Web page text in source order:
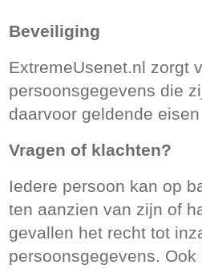
Beveiliging
ExtremeUsenet.nl zorgt
persoonsgegevens die
daarvoor geldende
Vragen of klachten?
Iedere persoon kan op
ten aanzien van zijn of
gevallen het recht tot
persoonsgegevens.